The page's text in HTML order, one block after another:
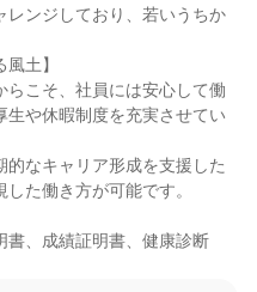
レンジしており、若いうちか
土】
らこそ、社員には安心して働
生や休暇制度を充実させてい
なキャリア形成を支援した
た働き方が可能です。
、成績証明書、健康診断